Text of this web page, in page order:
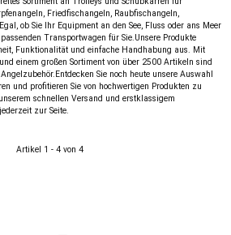
Friedfischangeln, Raubfischangeln,
ob Sie Ihr Equipment an den See, Fluss oder ans Meer
Transportwagen für Sie.Unsere Produkte
Funktionalität und einfache Handhabung aus. Mit
einem großen Sortiment von über 2500 Artikeln sind
Sie noch heute unsere Auswahl
und profitieren Sie von hochwertigen Produkten zu
schnellen Versand und erstklassigem
zur Seite.
Artikel 1 - 4 von 4